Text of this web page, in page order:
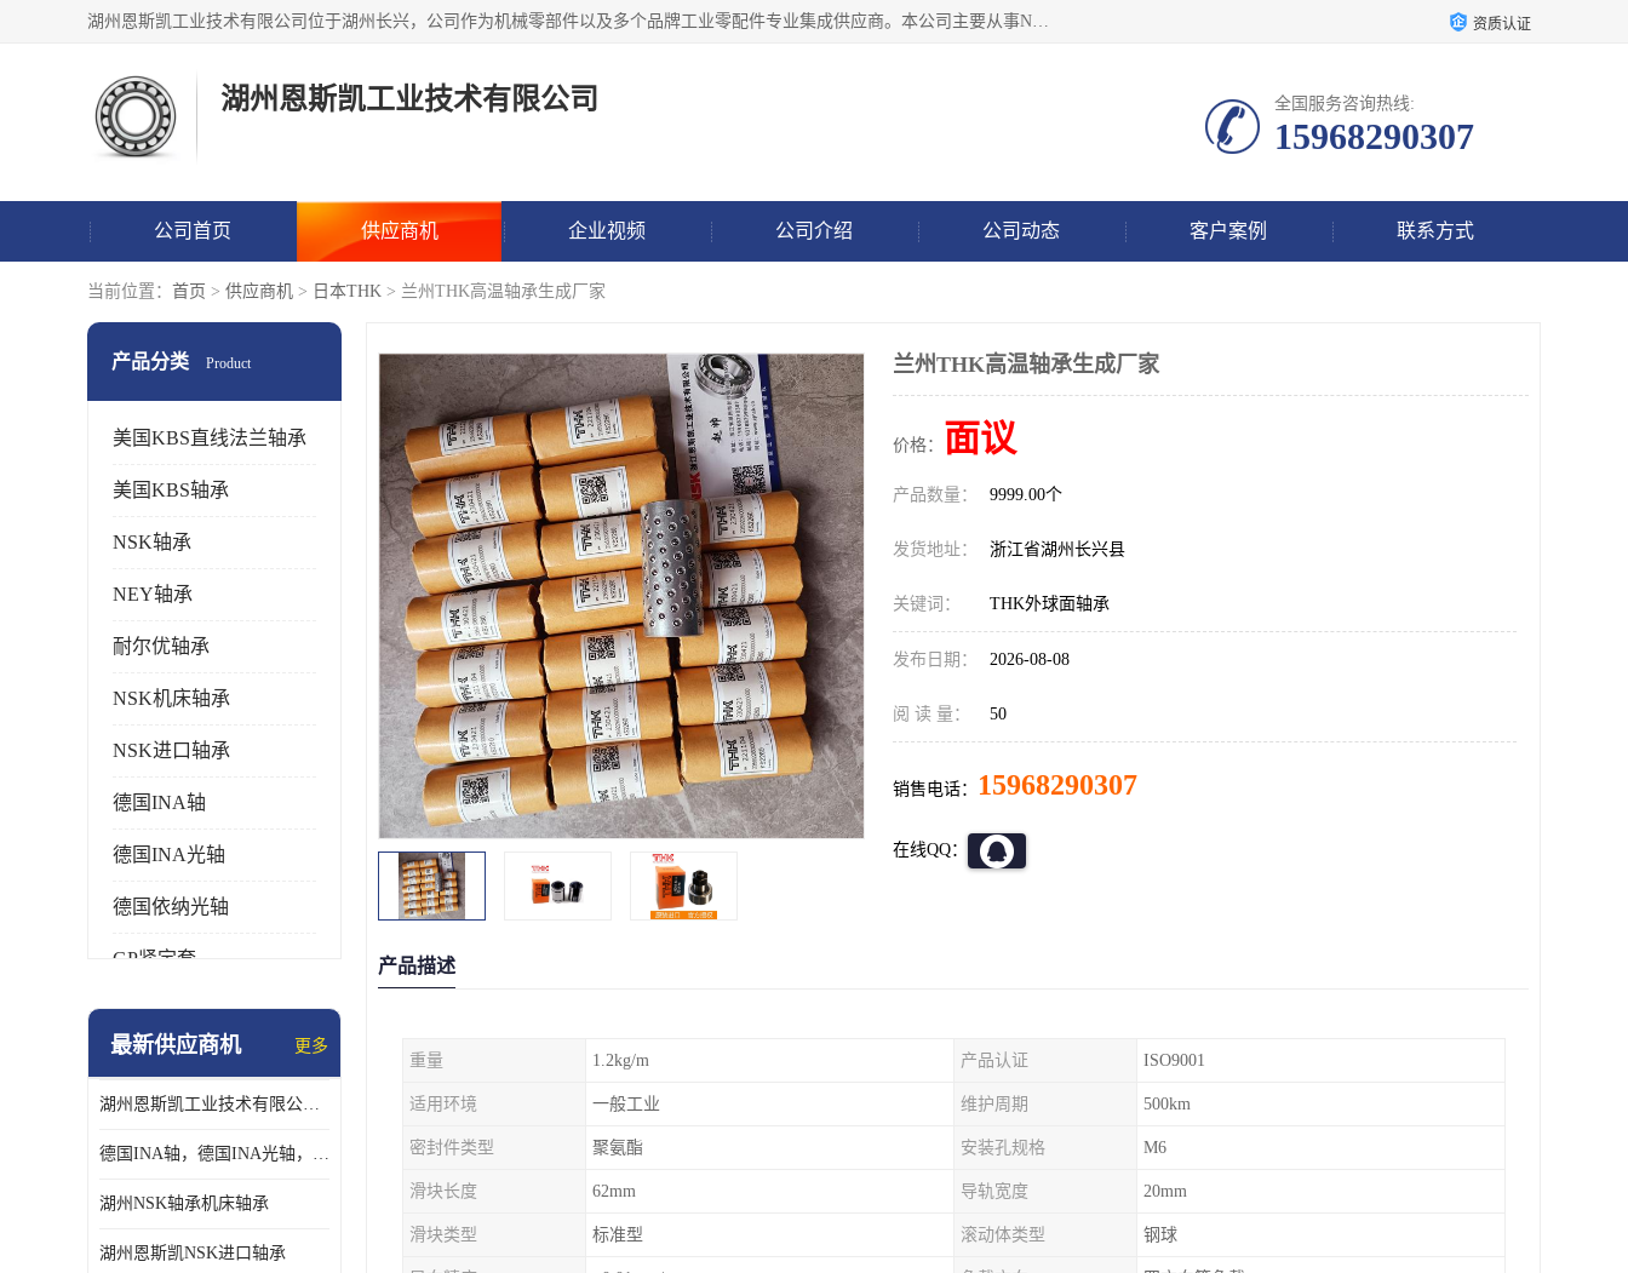
湖州恩斯凯工业技术有限公司位于湖州长兴，公司作为机械零部件以及多个品牌工业零配件专业集成供应商。本公司主要从事NSK进口轴承、SKF进口轴承、FAG进口轴承、NTN进口轴承、国产轴承：ZWZ、HRB、C&U轴承外球面轴承、导轨、丝杠、滑块、 润滑油、工业皮带及其他工业零部件的销售. 资质认证
湖州恩斯凯工业技术有限公司 全国服务咨询热线:
15968290307
公司首页 供应商机 企业视频 公司介绍 公司动态 客户案例 联系方式
当前位置： 首页 > 供应商机 > 日本THK > 兰州THK高温轴承生成厂家
产品分类 Product
美国KBS直线法兰轴承
美国KBS轴承
NSK轴承
NEY轴承
耐尔优轴承
NSK机床轴承
NSK进口轴承
德国INA轴
德国INA光轴
德国依纳光轴
GP紧定套
SKF轴承
日本NSK进口轴承
德国INA进口轴承
最新供应商机 更多
湖州恩斯凯工业技术有限公司 湖州NSK轴承
德国INA轴，德国INA光轴，德国依纳光轴
湖州NSK轴承机床轴承
湖州恩斯凯NSK进口轴承
兰州THK高温轴承生成厂家
价格： 面议
产品数量： 9999.00个
发货地址： 浙江省湖州长兴县
关键词： THK外球面轴承
发布日期： 2026-08-08
阅 读 量： 50
销售电话： 15968290307
在线QQ：
产品描述
重量 1.2kg/m 产品认证 ISO9001
适用环境 一般工业 维护周期 500km
密封件类型 聚氨酯 安装孔规格 M6
滑块长度 62mm 导轨宽度 20mm
滑块类型 标准型 滚动体类型 钢球